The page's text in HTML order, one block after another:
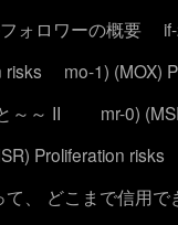
ォロワーの概要
risks
mo-1) (MOX)
～～ II
mr-0)
Proliferation risks
、 どこまで信用で